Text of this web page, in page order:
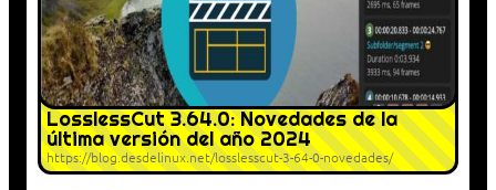
LosslessCut 3.64.0: Novedades de la
última versión del año 2024
https://blog.desdelinux.net/losslesscut-3-64-0-novedades/